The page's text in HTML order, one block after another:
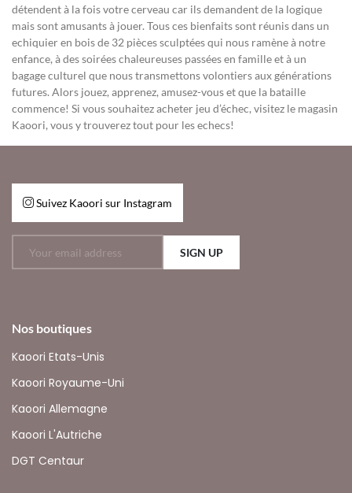
détendent à la fois votre cerveau car ils demandent de la logique
mais sont amusants à jouer. Tous ces bienfaits sont réunis dans un
echiquier en bois de 32 pièces sculptées qui nous ramène à notre
enfance, à des soirées chaleureuses passées en famille et à un
bagage culturel que nous transmettons volontiers aux générations
futures. Alors jouez, apprenez, amusez-vous et que la bataille
commence! Si vous souhaitez acheter jeu d’échec, visitez le magasin
Kaoori, vous y trouverez tout pour les echecs!
Suivez Kaoori sur Instagram
SIGN UP
Nos boutiques
Kaoori Etats-Unis
Kaoori Royaume-Uni
Kaoori Allemagne
Kaoori L'Autriche
DGT Centaur